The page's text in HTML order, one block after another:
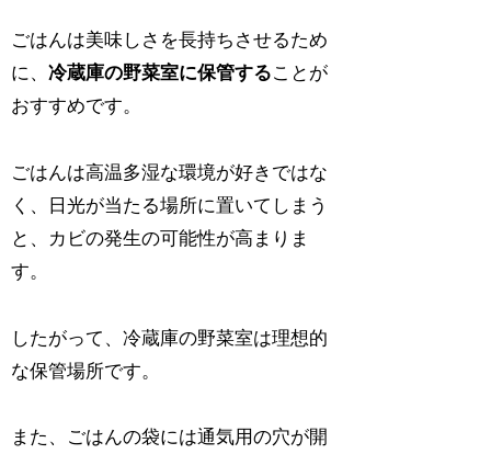
ごはんは美味しさを長持ちさせるため
に、冷蔵庫の野菜室に保管することが
おすすめです。
ごはんは高温多湿な環境が好きではな
く、日光が当たる場所に置いてしまう
と、カビの発生の可能性が高まりま
す。
したがって、冷蔵庫の野菜室は理想的
な保管場所です。
また、ごはんの袋には通気用の穴が開